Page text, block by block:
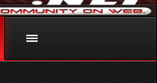
หรือโทร. 081-811-1138
เพิ่มเติม คลิกที่นี่